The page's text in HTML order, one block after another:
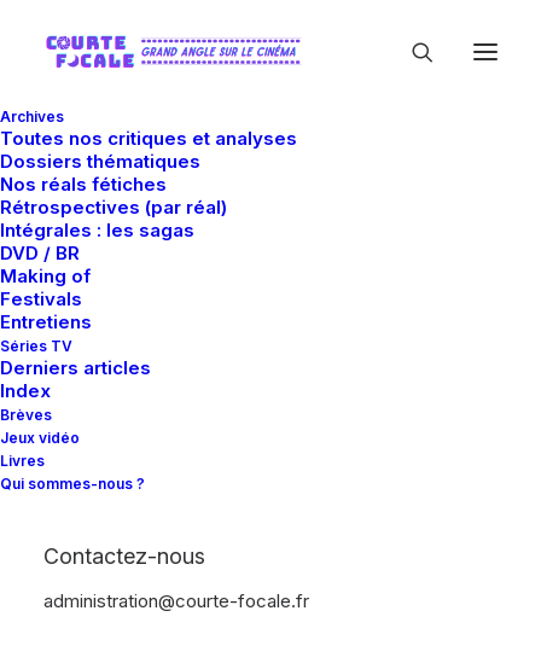
Archives
Toutes nos critiques et analyses
Dossiers thématiques
Nos réals fétiches
Rétrospectives (par réal)
Intégrales : les sagas
DVD / BR
Making of
Festivals
Entretiens
Séries TV
Derniers articles
Index
Brèves
Jeux vidéo
Livres
Qui sommes-nous ?
Contactez-nous
administration@courte-focale.fr